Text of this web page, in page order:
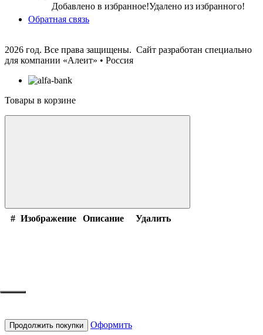
Добавлено в избранное!Удалено из избранного!
Обратная связь
2026 год. Все права защищены. Сайт разработан специально
для компании «Алеит» • Россия
Товары в корзине
# Изображение Описание Удалить
Продолжить покупки Оформить